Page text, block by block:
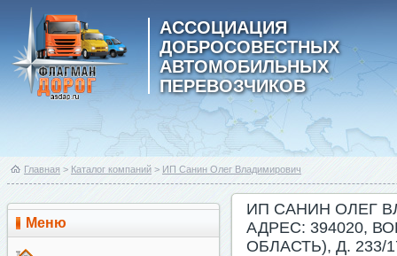
АССОЦИАЦИЯ
ДОБРОСОВЕСТНЫХ
АВТОМОБИЛЬНЫХ
ПЕРЕВОЗЧИКОВ
Главная > Каталог компаний > ИП Санин Олег Владимирович
Меню
ИП САНИН ОЛЕГ
АДРЕС: 394020,
ОБЛАСТЬ), Д. 233/